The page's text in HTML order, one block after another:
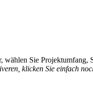
Sie Projektumfang,
klicken Sie einfach